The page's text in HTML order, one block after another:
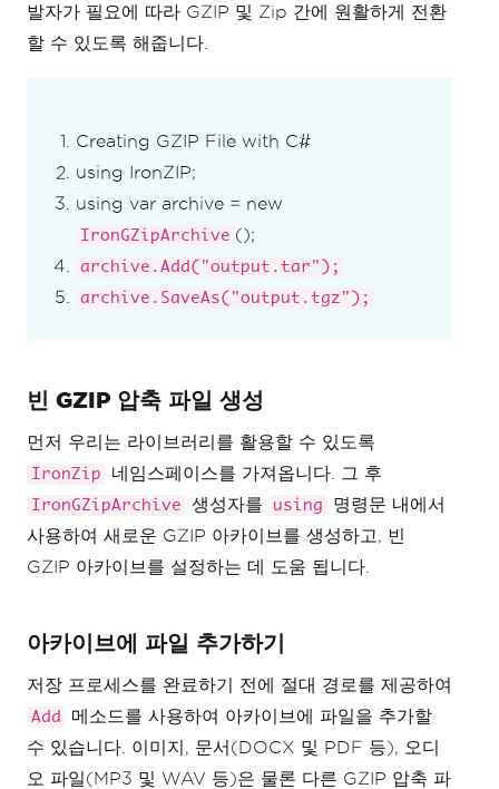
발자가 필요에 따라 GZIP 및 Zip 간에 원활하게 전환
할 수 있도록 해줍니다.
Creating GZIP File with C#
using IronZIP;
using var archive = new
IronGZipArchive ();
archive.Add("output.tar");
archive.SaveAs("output.tgz");
빈 GZIP 압축 파일 생성
먼저 우리는 라이브러리를 활용할 수 있도록
IronZip 네임스페이스를 가져옵니다. 그 후
IronGZipArchive 생성자를 using
명령문 내에서
사용하여 새로운 GZIP 아카이브를 생성하고, 빈
GZIP 아카이브를 설정하는 데 도움 됩니다.
아카이브에 파일 추가하기
저장 프로세스를 완료하기 전에 절대 경로를 제공하여
Add
메소드를 사용하여 아카이브에 파일을 추가할
수 있습니다. 이미지, 문서(DOCX 및 PDF 등), 오디
오 파일(MP3 및 WAV 등)은 물론 다른 GZIP 압축 파